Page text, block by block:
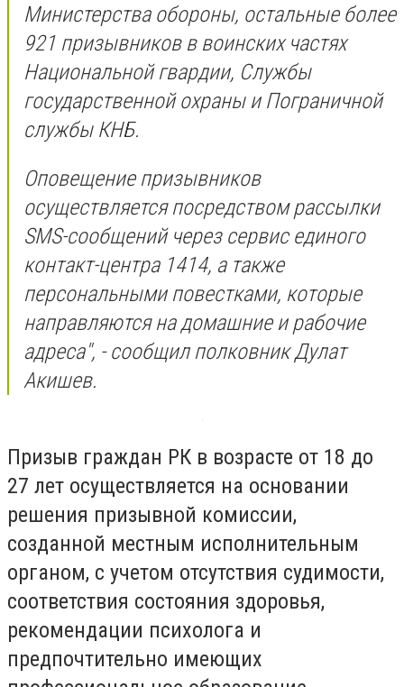
Министерства обороны, остальные более
921 призывников в воинских частях
Национальной гвардии, Службы
государственной охраны и Пограничной
службы КНБ.
Оповещение призывников
осуществляется посредством рассылки
SMS-сообщений через сервис единого
контакт-центра 1414, а также
персональными повестками, которые
направляются на домашние и рабочие
адреса", - сообщил полковник Дулат
Акишев.
Призыв граждан РК в возрасте от 18 до
27 лет осуществляется на основании
решения призывной комиссии,
созданной местным исполнительным
органом, с учетом отсутствия судимости,
соответствия состояния здоровья,
рекомендации психолога и
предпочтительно имеющих